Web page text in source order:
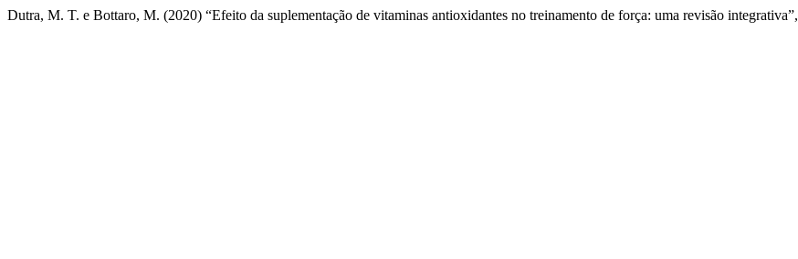
Dutra, M. T. e Bottaro, M. (2020) “Efeito da suplementação de vitaminas antioxidantes no treinamento de força: uma revisão integrativa”,